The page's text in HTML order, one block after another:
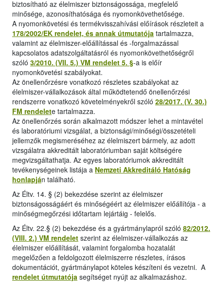
biztosítható az élelmiszer biztonságossága, megfelelő
minősége, azonosíthatósága és nyomonkövethetősége.
A nyomonkövetési és termékvisszahívási előírások részleteit a
178/2002/EK rendelet, és annak útmutatója tartalmazza,
valamint az élelmiszer-előállítással és -forgalmazással
kapcsolatos adatszolgáltatásról és nyomonkövethetőségről
szóló 3/2010. (VII. 5.) VM rendelet 5. §-a is előír
nyomonkövetési szabályokat.
Az önellenőrzésre vonatkozó részletes szabályokat az
élelmiszer-vállalkozások által működtetendő önellenőrzési
rendszerre vonatkozó követelményekről szóló 28/2017. (V. 30.)
FM rendelete tartalmazza.
Az önellenőrzés során alkalmazott módszer lehet a mintavétel
és laboratóriumi vizsgálat, a biztonsági/minőségi/összetételi
jellemzők megismeréséhez az élelmiszert bármely, az adott
vizsgálatra akkreditált laboratóriumban saját költségére
megvizsgáltathatja. Az egyes laboratóriumok akkreditált
tevékenységeinek listája a Nemzeti Akkreditáló Hatóság
honlapján található.
Az Éltv. 14. § (2) bekezdése szerint az élelmiszer
biztonságosságáért és minőségéért az élelmiszer előállítója - a
minőségmegőrzési időtartam lejártáig - felelős.
Az Éltv. 22.§ (2) bekezdése és a gyártmánylapról szóló 82/2012.
(VIII. 2.) VM rendelet szerint az élelmiszer-vállalkozás az
élelmiszer előállítását, valamint forgalomba hozatalát
megelőzően a feldolgozott élelmiszerre részletes, írásos
dokumentációt, gyártmánylapot köteles készíteni és vezetni. A
rendelet útmutatója segítséget nyújt az alkalmazáshoz.